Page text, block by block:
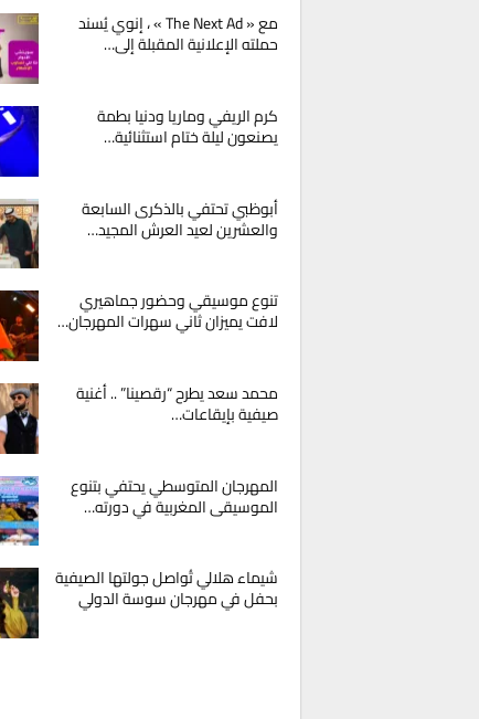
مع « The Next Ad » ، إنوي يُسند
حملته الإعلانية المقبلة إلى…
كرم الريفي وماريا ودنيا بطمة
يصنعون ليلة ختام استثنائية…
أبوظبي تحتفي بالذكرى السابعة
والعشرين لعيد العرش المجيد…
تنوع موسيقي وحضور جماهيري
لافت يميزان ثاني سهرات المهرجان…
محمد سعد يطرح “رقصينا” .. أغنية
صيفية بإيقاعات…
المهرجان المتوسطي يحتفي بتنوع
الموسيقى المغربية في دورته…
شيماء هلالي تُواصل جولتها الصيفية
بحفل في مهرجان سوسة الدولي